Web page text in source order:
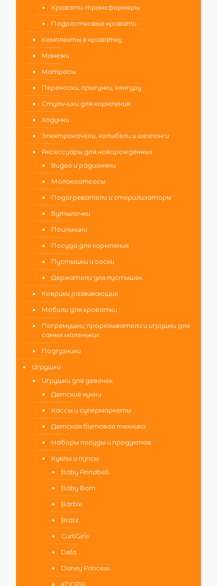
Кровати-трансформеры
Подростковые кровати
Комплекты в кроватку
Манежи
Матрасы
Переноски, прыгунки, кенгуру
Стульчики для кормления
Ходунки
Электрокачели, колыбели и шезлонги
Аксессуары для новорожденных
Видео и радионяни
Молокоотсосы
Подогреватели и стерилизаторы
Бутылочки
Поильники
Посуда для кормления
Пустышки и соски
Держатели для пустышек
Коврики развивающие
Мобили для кроватки
Погремушки, прорезыватели и игрушки для
самых маленьких
Подгузники
Игрушки
Игрушки для девочек
Детские кухни
Кассы и супермаркеты
Детская бытовая техника
Наборы посуды и продуктов
Куклы и пупсы
Baby Annabell
Baby Born
Barbie
Bratz
CurliGirls
Defa
Disney Princess
KNOPA